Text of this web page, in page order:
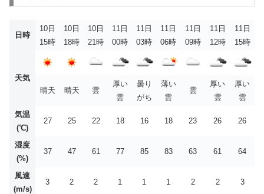
日時
10日
15時
10日
18時
10日
21時
11日
00時
11日
03時
11日
06時
11日
09時
11日
12時
11日
15時
天気
晴天
晴天 雲
厚い
雲
曇り
がち
薄い
雲
雲
厚い
雲
厚い
雲
気温
(℃)
27 25 22 18 16 18 23 26 26
湿度
(%)
37 47 61 77 85 83 63 61 64
風速
(m/s)
3 2 2 1 1 1 2 2 3